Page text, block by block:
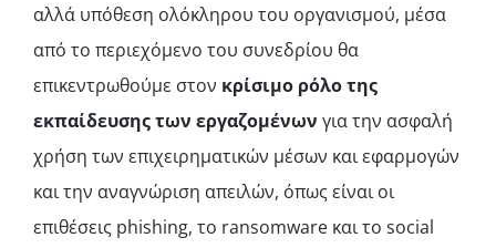
αλλά υπόθεση ολόκληρου του οργανισμού, μέσα
από το περιεχόμενο του συνεδρίου θα
επικεντρωθούμε στον κρίσιμο ρόλο της
εκπαίδευσης των εργαζομένων για την ασφαλή
χρήση των επιχειρηματικών μέσων και εφαρμογών
και την αναγνώριση απειλών, όπως είναι οι
επιθέσεις phishing, το ransomware και το social